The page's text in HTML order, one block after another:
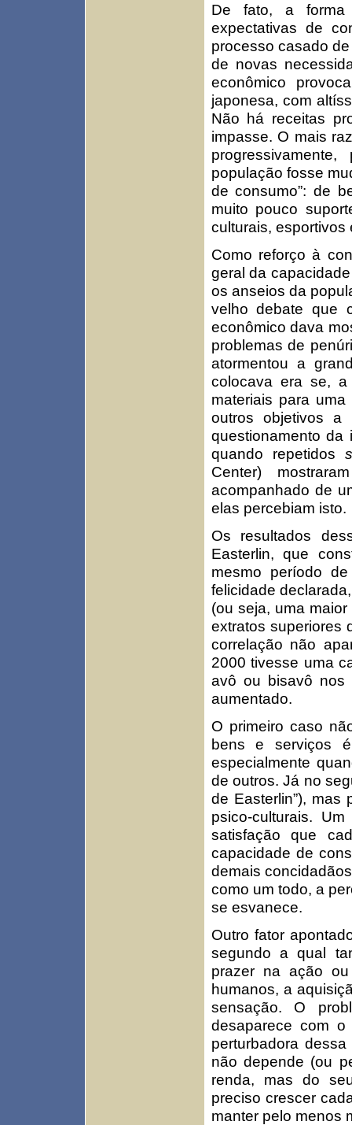
De fato, a forma
expectativas de
processo casado
de novas
econômico
japonesa, com
Não há receitas
impasse. O mais
população fosse
de consumo”: de
muito pouco
culturais, esportivos
Como reforço à
geral da
os anseios da
velho debate que
econômico dava
problemas de
atormentou a
colocava era se,
materiais para
outros objetivos
questionamento da
quando repetidos
Center)
acompanhado de
elas percebiam isto.
Os resultados
Easterlin, que
mesmo período
felicidade
(ou seja, uma
extratos superiores
correlação não
2000 tivesse uma
avô ou bisavô nos
aumentado.
O primeiro caso
bens e serviços
especialmente
de outros. Já no
de Easterlin”), mas
psico-culturais.
satisfação que
capacidade de
demais
como um todo, a
se esvanece.
Outro fator
segundo a qual
prazer na ação
humanos, a
sensação. O
desaparece com
perturbadora
não depende (ou
renda, mas do
preciso crescer
manter pelo menos